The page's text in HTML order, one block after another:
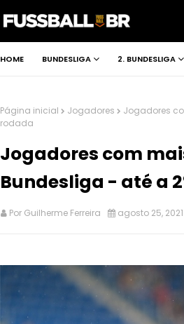
HOME BUNDESLIGA 2. BUNDESLIGA
Página inicial Jogadores
Jogadores
rodada
Jogadores com
Bundesliga - até a
Por Guilherme Ferreira agosto 25, 2021